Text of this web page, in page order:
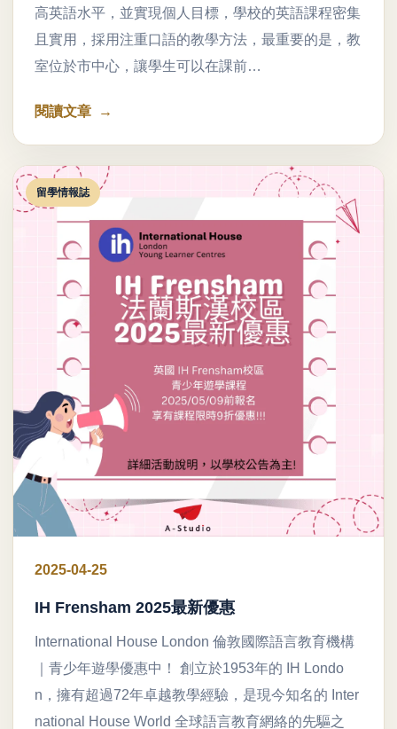
高英語水平，並實現個人目標，學校的英語課程密集
且實用，採用注重口語的教學方法，最重要的是，教
室位於市中心，讓學生可以在課前…
閱讀文章
留學情報誌
2025-04-25
IH Frensham 2025最新優惠
International House London 倫敦國際語言教育機構
｜青少年遊學優惠中！ 創立於1953年的 IH Londo
n，擁有超過72年卓越教學經驗，是現今知名的 Inter
national House World 全球語言教育網絡的先驅之